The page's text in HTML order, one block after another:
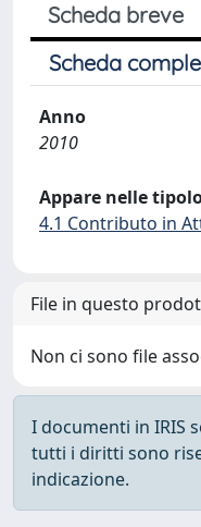
Scheda breve
Scheda
Anno
2010
Appare nelle
4.1 Contributo in
File in questo
Non ci sono file
I documenti in IRIS
tutti i diritti sono
indicazione.